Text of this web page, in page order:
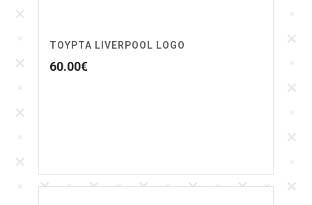
ΤΟΥΡΤΑ LIVERPOOL LOGO
60.00€